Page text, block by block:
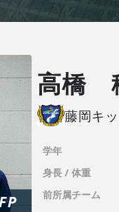
高橋
藤岡キ
学年
身長 / 体重
前所属チーム